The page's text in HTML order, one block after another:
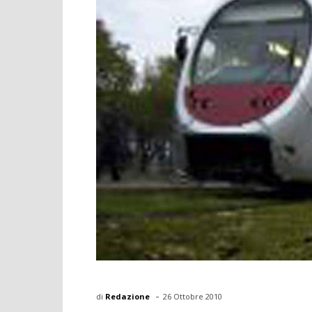
di Redazione - 26 Ottobre 2010